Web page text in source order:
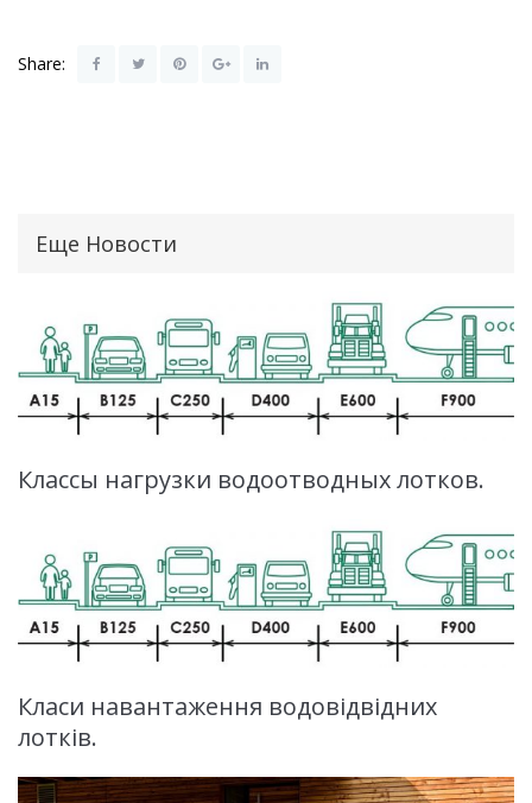
Share:
Еще Новости
Классы нагрузки водоотводных лотков.
Класи навантаження водовідвідних
лотків.